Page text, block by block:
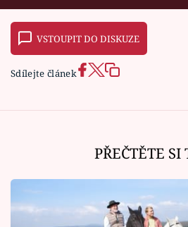
VSTOUPIT DO DISKUZE
Sdílejte článek
PŘEČTĚTE SI